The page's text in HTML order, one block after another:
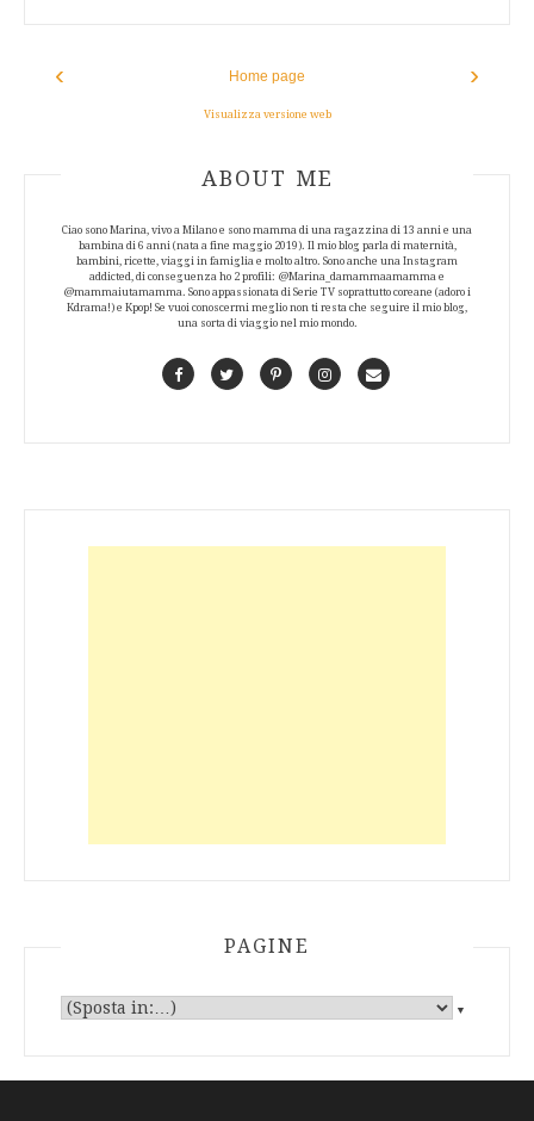
‹ ›
Home page
Visualizza versione web
ABOUT AUTHOR
ABOUT ME
Ciao sono Marina, vivo a Milano e sono mamma di una ragazzina di 13 anni e una
bambina di 6 anni (nata a fine maggio 2019). Il mio blog parla di maternità,
bambini, ricette, viaggi in famiglia e molto altro. Sono anche una Instagram
addicted, di conseguenza ho 2 profili: @Marina_damammaamamma e
@mammaiutamamma. Sono appassionata di Serie TV soprattutto coreane (adoro i
Kdrama!) e Kpop! Se vuoi conoscermi meglio non ti resta che seguire il mio blog,
una sorta di viaggio nel mio mondo.
FacebookTwitterPinterestInstagramContact
PAGINE
▼